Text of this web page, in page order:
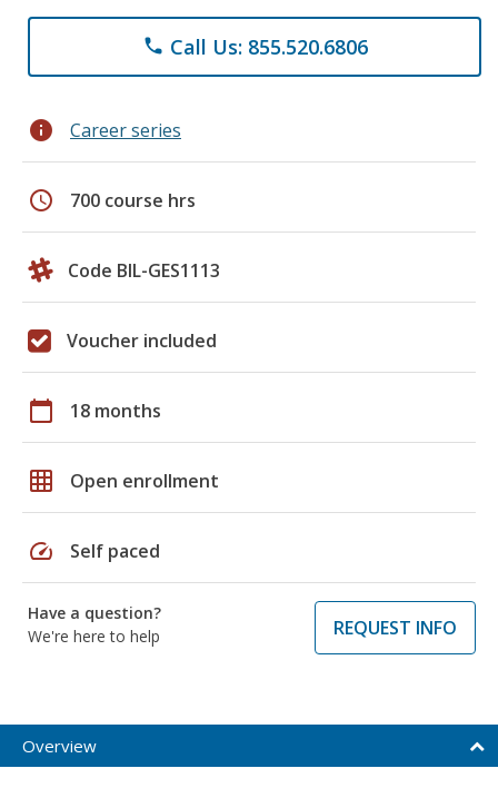
phone Call Us: 855.520.6806
info Career series
schedule 700 course hrs
Code BIL-GES1113
Voucher included
calendar_today 18 months
grid_on Open enrollment
speed Self paced
Have a question?
We're here to help
REQUEST INFO
Overview